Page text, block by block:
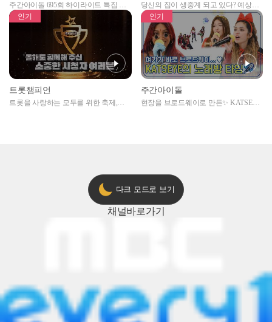
주간아이돌 695회 하이라이트 특집 남
자아이돌편 예고
당신의 집이 생중계 되고 있다? 예상치
못한 곳에서 일어나는 불법촬영 범죄!
인기
트롯챔피언
트롯을 사랑하는 모두를 위한 축제,
인기
주간아이돌
현장을 브로드웨이로 만든✨ KATSEYE
다크 모드로 보기
채널바로가기